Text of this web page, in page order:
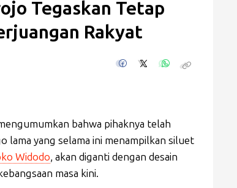
Tegaskan Tetap
Rakyat
bahwa pihaknya telah
lama yang selama ini menampilkan siluet
Widodo, akan diganti dengan desain
masa kini.